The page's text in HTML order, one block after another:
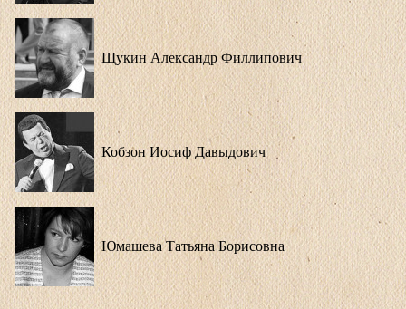
Щукин Александр Филлипович
Кобзон Иосиф Давыдович
Юмашева Татьяна Борисовна